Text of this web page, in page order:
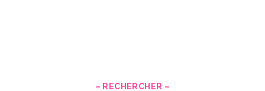
– RECHERCHER –